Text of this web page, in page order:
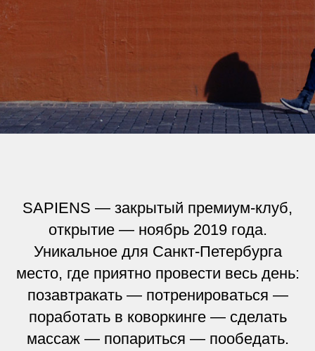
SAPIENS — закрытый премиум-клуб,
открытие — ноябрь 2019 года.
Уникальное для Санкт-Петербурга
место, где приятно провести весь день:
позавтракать — потренироваться —
поработать в коворкинге — сделать
массаж — попариться — пообедать.